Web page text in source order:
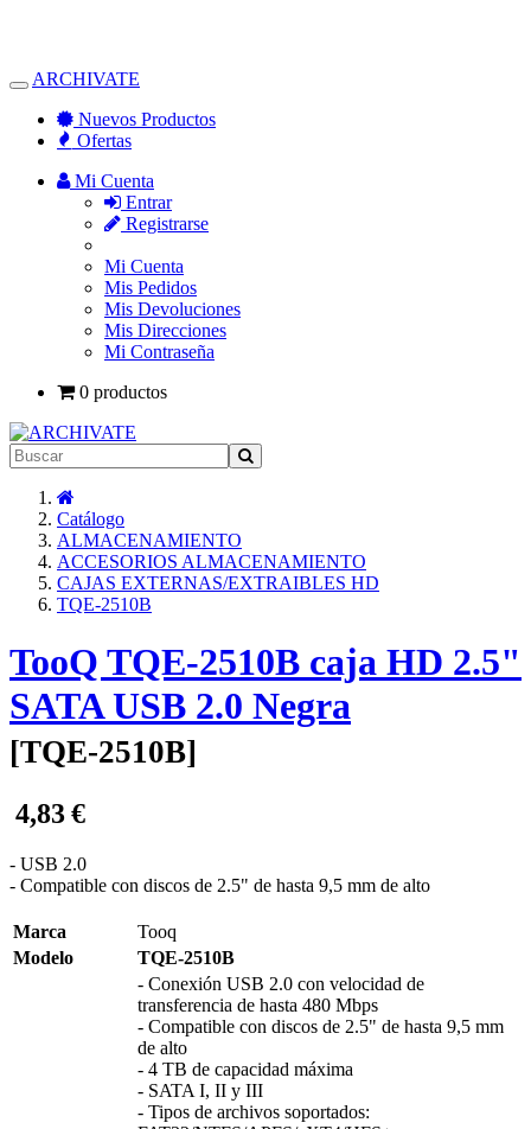
Alternar
Navegación
ARCHIVATE
Nuevos Productos
Ofertas
Mi Cuenta
Entrar
Registrarse
Mi Cuenta
Mis Pedidos
Mis Devoluciones
Mis Direcciones
Mi Contraseña
0 productos
Catálogo
ALMACENAMIENTO
ACCESORIOS ALMACENAMIENTO
CAJAS EXTERNAS/EXTRAIBLES HD
TQE-2510B
TooQ TQE-2510B caja HD 2.5"
SATA USB 2.0 Negra
[TQE-2510B]
4,83€
- USB 2.0
- Compatible con discos de 2.5" de hasta 9,5 mm de alto
Marca
Tooq
Modelo
TQE-2510B
- Conexión USB 2.0 con velocidad de
transferencia de hasta 480 Mbps
- Compatible con discos de 2.5" de hasta 9,5 mm
de alto
- 4 TB de capacidad máxima
- SATA I, II y III
- Tipos de archivos soportados: